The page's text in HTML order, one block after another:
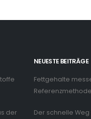
der
NEUESTE BEITRÄGE
Fettgehalte
Der schnelle